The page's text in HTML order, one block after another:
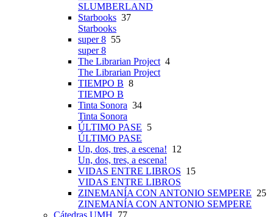
SLUMBERLAND
Starbooks 37
Starbooks
super 8 55
super 8
The Librarian Project4
The Librarian Project
TIEMPO B 8
TIEMPO B
Tinta Sonora 34
Tinta Sonora
ÚLTIMO PASE 5
ÚLTIMO PASE
Un, dos, tres, a escena! 12
Un, dos, tres, a escena!
VIDAS ENTRE LIBROS 15
VIDAS ENTRE LIBROS
ZINEMANÍA CON ANTONIO SEMPERE 25
ZINEMANÍA CON ANTONIO SEMPERE